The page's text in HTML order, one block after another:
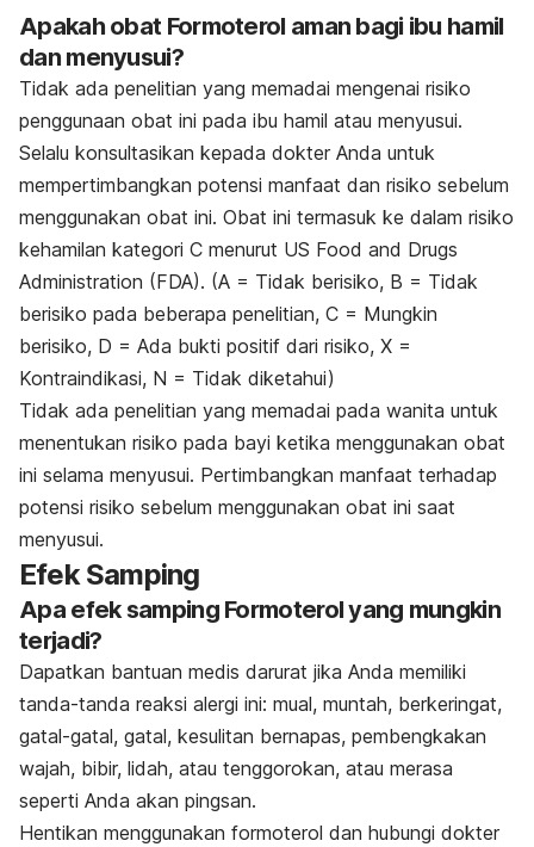
Apakah obat Formoterol aman bagi ibu hamil
dan menyusui?
Tidak ada penelitian yang memadai mengenai risiko
penggunaan obat ini pada ibu hamil atau menyusui.
Selalu konsultasikan kepada dokter Anda untuk
mempertimbangkan potensi manfaat dan risiko sebelum
menggunakan obat ini. Obat ini termasuk ke dalam risiko
kehamilan kategori C menurut US Food and Drugs
Administration (FDA). (A = Tidak berisiko, B = Tidak
berisiko pada beberapa penelitian, C = Mungkin
berisiko, D = Ada bukti positif dari risiko, X =
Kontraindikasi, N = Tidak diketahui)
Tidak ada penelitian yang memadai pada wanita untuk
menentukan risiko pada bayi ketika menggunakan obat
ini selama menyusui. Pertimbangkan manfaat terhadap
potensi risiko sebelum menggunakan obat ini saat
menyusui.
Efek Samping
Apa efek samping Formoterol yang mungkin
terjadi?
Dapatkan bantuan medis darurat jika Anda memiliki
tanda-tanda reaksi alergi ini: mual, muntah, berkeringat,
gatal-gatal, gatal, kesulitan bernapas, pembengkakan
wajah, bibir, lidah, atau tenggorokan, atau merasa
seperti Anda akan pingsan.
Hentikan menggunakan formoterol dan hubungi dokter